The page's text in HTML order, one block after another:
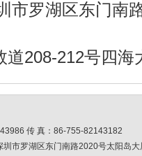
市罗湖区东门南
208-212号四海
传 真：86-755-82143182
圳市罗湖区东门南路2020号太阳岛